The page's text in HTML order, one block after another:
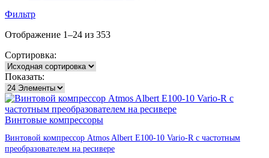
Фильтр
Отображение 1–24 из 353
Сортировка:
Показать:
Винтовые компрессоры
Винтовой компрессор Atmos Albert E100-10 Vario-R с частотным
преобразователем на ресивере